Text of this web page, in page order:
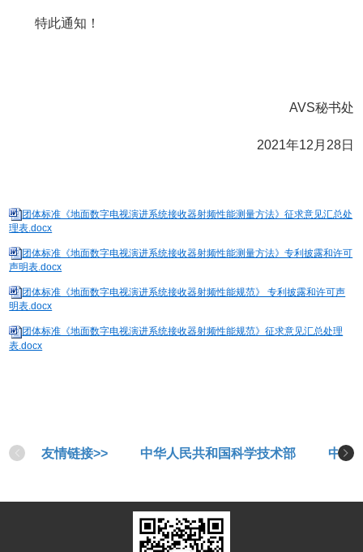
特此通知！
AVS秘书处
2021年12 月 28日
团体标准《地面数字电视演进系统接收器射频性能测量方法》征求意见汇总处
理表.docx
团体标准《地面数字电视演进系统接收器射频性能测量方法》专利披露和许可
声明表.docx
团体标准《地面数字电视演进系统接收器射频性能规范》 专利披露和许可声
明表.docx
团体标准《地面数字电视演进系统接收器射频性能规范》征求意见汇总处理
表.docx
友情链接>> 中华人民共和国科学技术部 中华